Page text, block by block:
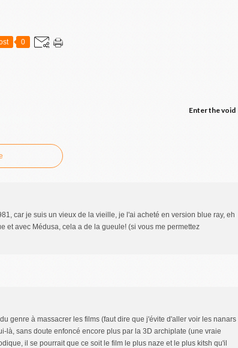
0
Enter the void
car je suis un vieux de la vieille, je l'ai acheté en version blue ray, eh
et avec Médusa, cela a de la gueule! (si vous me permettez
genre à massacrer les films (faut dire que j'évite d'aller voir les nanars
là, sans doute enfoncé encore plus par la 3D archiplate (une vraie
il se pourrait que ce soit le film le plus naze et le plus kitsh qu'il